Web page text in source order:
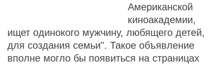
Американской
киноакадемии,
ищет одинокого мужчину, любящего детей,
для создания семьи". Такое объявление
вполне могло бы появиться на страницах